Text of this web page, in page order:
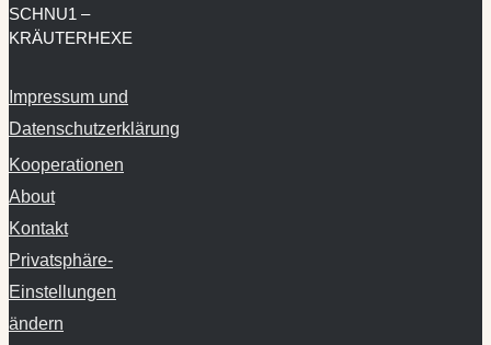
SCHNU1 –
KRÄUTERHEXE
Impressum und
Datenschutzerklärung
Kooperationen
About
Kontakt
Privatsphäre-
Einstellungen
ändern